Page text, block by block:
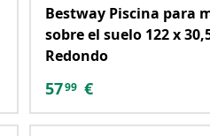
Bestway Piscina para
sobre el suelo 122 x
Redondo
5799 €